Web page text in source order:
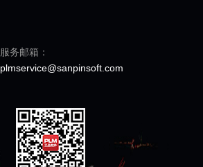
服务邮箱：
plmservice@sanpinsoft.com